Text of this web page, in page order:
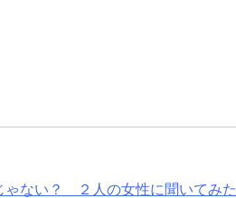
ゃない？ ２人の女性に聞いてみた